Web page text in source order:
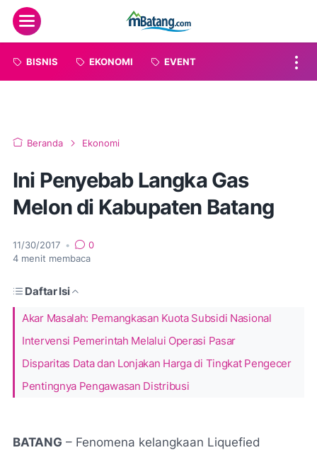
Menu
BISNIS EKONOMI EVENT
Beranda Ekonomi
Ini Penyebab Langka Gas
Melon di Kabupaten Batang
11/30/2017 •
0
4 menit membaca
Daftar Isi
Akar Masalah: Pemangkasan Kuota Subsidi Nasional
Intervensi Pemerintah Melalui Operasi Pasar
Disparitas Data dan Lonjakan Harga di Tingkat Pengecer
Pentingnya Pengawasan Distribusi
BATANG – Fenomena kelangkaan Liquefied